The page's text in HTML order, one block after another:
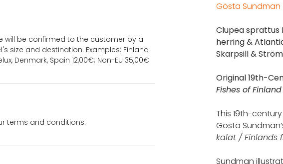
will be confirmed to the customer by a
size and destination. Examples: Finland
Denmark, Spain 12,00€; Non-EU 35,00€
terms and conditions.
Gösta Sundman
Clupea sprattus
herring &
Skarpsill &
Original 19th-
Fishes of Finland
This 19th-
Gösta
kalat /Finlands
Sundman